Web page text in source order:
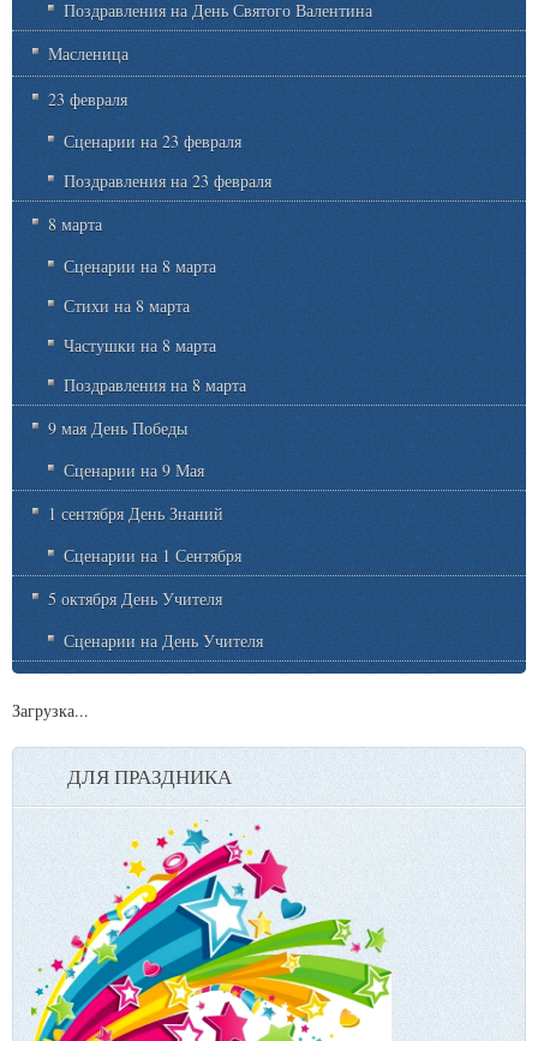
Поздравления на День Святого Валентина
Масленица
23 февраля
Сценарии на 23 февраля
Поздравления на 23 февраля
8 марта
Сценарии на 8 марта
Стихи на 8 марта
Частушки на 8 марта
Поздравления на 8 марта
9 мая День Победы
Сценарии на 9 Мая
1 сентября День Знаний
Сценарии на 1 Сентября
5 октября День Учителя
Сценарии на День Учителя
Загрузка...
ДЛЯ ПРАЗДНИКА